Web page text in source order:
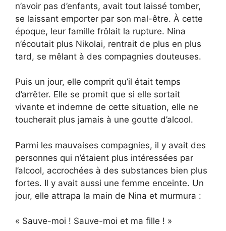
n’avoir pas d’enfants, avait tout laissé tomber,
se laissant emporter par son mal-être. À cette
époque, leur famille frôlait la rupture. Nina
n’écoutait plus Nikolai, rentrait de plus en plus
tard, se mêlant à des compagnies douteuses.
Puis un jour, elle comprit qu’il était temps
d’arrêter. Elle se promit que si elle sortait
vivante et indemne de cette situation, elle ne
toucherait plus jamais à une goutte d’alcool.
Parmi les mauvaises compagnies, il y avait des
personnes qui n’étaient plus intéressées par
l’alcool, accrochées à des substances bien plus
fortes. Il y avait aussi une femme enceinte. Un
jour, elle attrapa la main de Nina et murmura :
« Sauve-moi ! Sauve-moi et ma fille ! »